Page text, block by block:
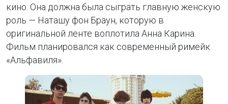
кино. Она должна была сыграть главную женскую
роль — Наташу фон Браун, которую в
оригинальной ленте воплотила Анна Карина.
Фильм планировался как современный римейк
«Альфавиля».